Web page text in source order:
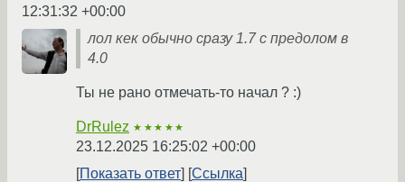
12:31:32 +00:00
лол кек обычно сразу 1.7 с предолом в
4.0
Ты не рано отмечать-то начал ? :)
DrRulez ★★★★★
23.12.2025 16:25:02 +00:00
Показать ответ
Ссылка